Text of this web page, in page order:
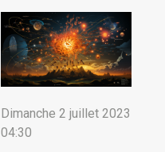
Dimanche 2 juillet 2023
04:30